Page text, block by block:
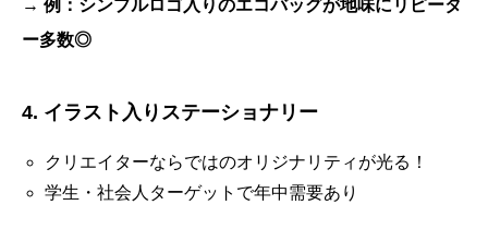
→ 例：シンプルロゴ入りのエコバッグが地味にリピータ
ー多数◎
4. イラスト入りステーショナリー
クリエイターならではのオリジナリティが光る！
学生・社会人ターゲットで年中需要あり